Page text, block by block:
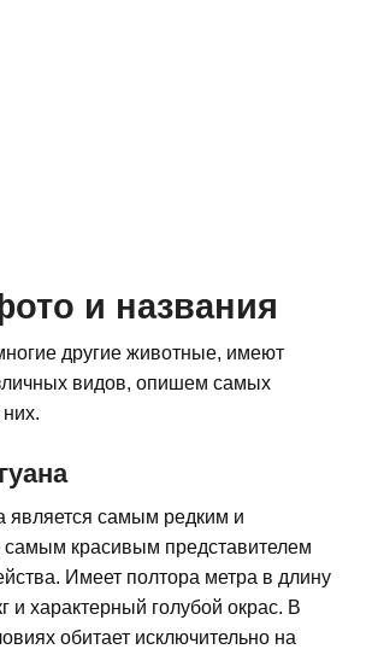
и названия
другие животные, имеют
видов, опишем самых
является самым редким и
красивым представителем
Имеет полтора метра в длину
и характерный голубой окрас. В
обитает исключительно на